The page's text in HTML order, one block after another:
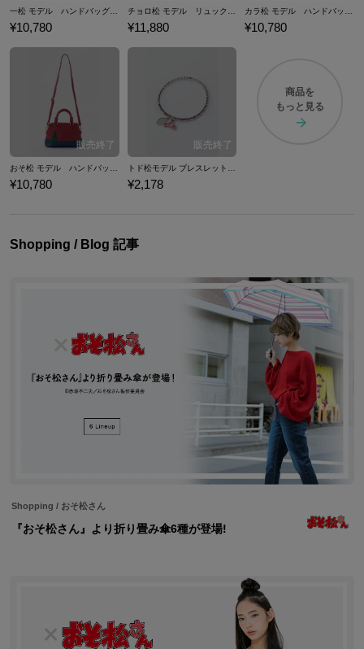
¥10,780 ¥11,880 ¥10,780
¥10,780 ¥2,178
商品を
もっと見る
Shopping / Blog 記事
Shopping / おそ松さん
『おそ松さん』より折り畳み傘6種が登場!